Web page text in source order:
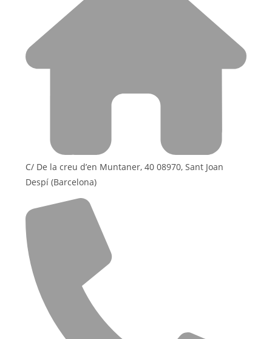
C/ De la creu d’en Muntaner, 40 08970, Sant Joan
Despí (Barcelona)